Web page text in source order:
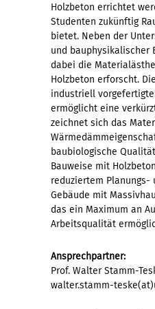
Holzbeton errichtet
Studenten zukünftig
bietet. Neben der
und bauphysikalischer
dabei die
Holzbeton erforscht.
industriell
ermöglicht eine
zeichnet sich das
baubiologische
Bauweise mit
reduziertem Planungs-
Gebäude mit
das ein Maximum an
Arbeitsqualität
Ansprechpartner:
Prof. Walter Stamm-
walter.stamm-